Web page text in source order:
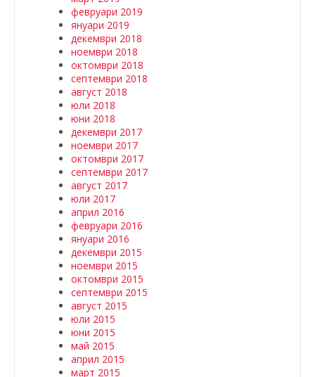
февруари 2019
януари 2019
декември 2018
ноември 2018
октомври 2018
септември 2018
август 2018
юли 2018
юни 2018
декември 2017
ноември 2017
октомври 2017
септември 2017
август 2017
юли 2017
април 2016
февруари 2016
януари 2016
декември 2015
ноември 2015
октомври 2015
септември 2015
август 2015
юли 2015
юни 2015
май 2015
април 2015
март 2015